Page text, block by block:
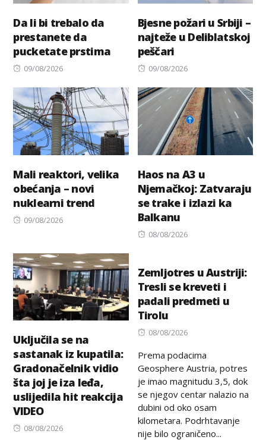
Da li bi trebalo da
prestanete da
pucketate prstima
Posted
09/08/2026
Bjesne požari u Srbiji –
najteže u Deliblatskoj
peščari
Posted
09/08/2026
Mali reaktori, velika
obećanja – novi
nuklearni trend
Posted
09/08/2026
Haos na A3 u
Njemačkoj: Zatvaraju
se trake i izlazi ka
Balkanu
Posted
08/08/2026
Uključila se na
sastanak iz kupatila:
Gradonačelnik vidio
šta joj je iza leđa,
uslijedila hit reakcija
VIDEO
Posted
08/08/2026
Zemljotres u Austriji:
Tresli se kreveti i
padali predmeti u
Tirolu
Posted
08/08/2026
Prema podacima
Geosphere Austria, potres
je imao magnitudu 3,5, dok
se njegov centar nalazio na
dubini od oko osam
kilometara. Podrhtavanje
nije bilo ograničeno...